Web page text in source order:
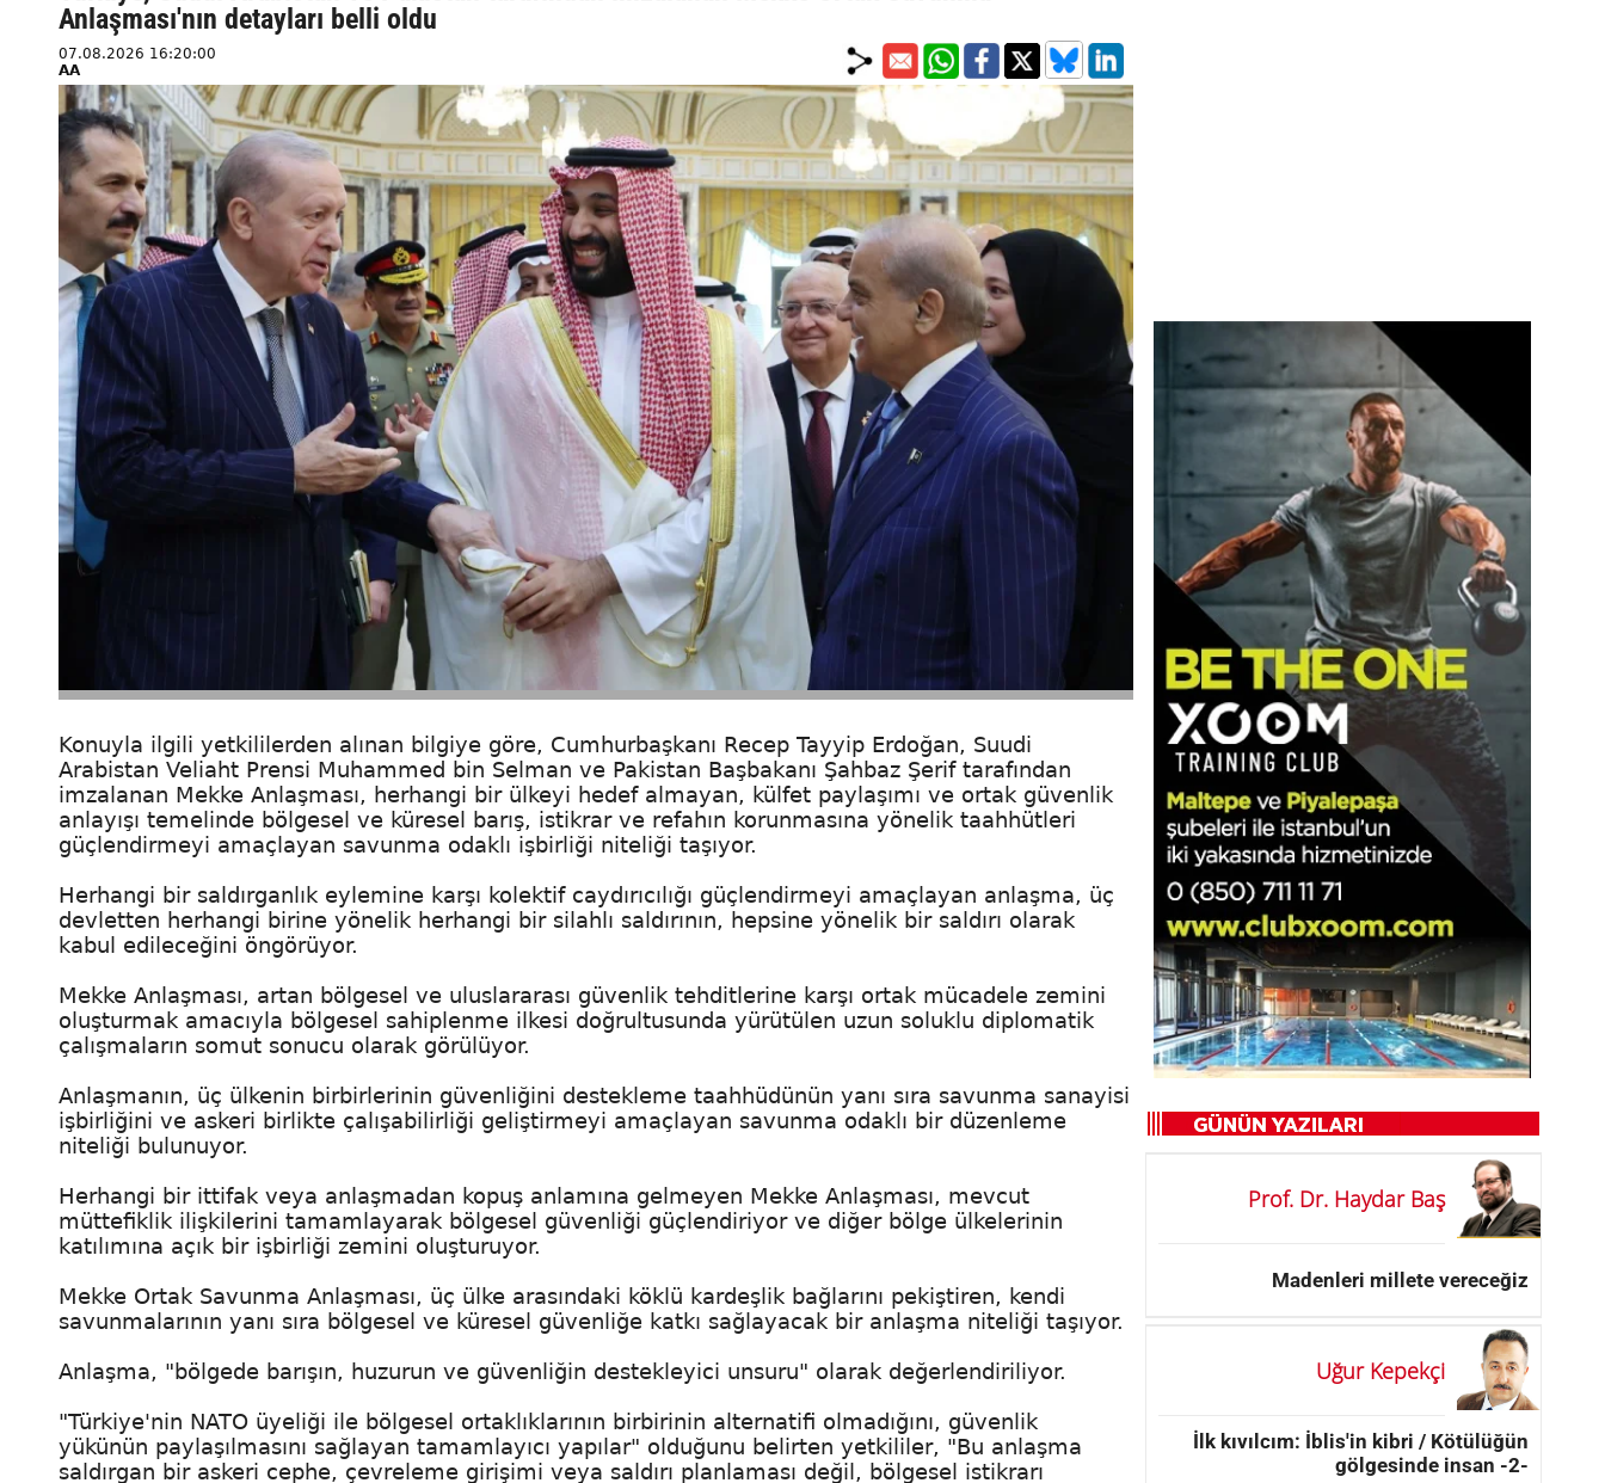
Anlaşması'nın detayları belli oldu
07.08.2026 16:20:00
AA
Konuyla ilgili yetkililerden alınan bilgiye göre, Cumhurbaşkanı Recep Tayyip Erdoğan, Suudi
Arabistan Veliaht Prensi Muhammed bin Selman ve Pakistan Başbakanı Şahbaz Şerif tarafından
imzalanan Mekke Anlaşması, herhangi bir ülkeyi hedef almayan, külfet paylaşımı ve ortak güvenlik
anlayışı temelinde bölgesel ve küresel barış, istikrar ve refahın korunmasına yönelik taahhütleri
güçlendirmeyi amaçlayan savunma odaklı işbirliği niteliği taşıyor.
Herhangi bir saldırganlık eylemine karşı kolektif caydırıcılığı güçlendirmeyi amaçlayan anlaşma, üç
devletten herhangi birine yönelik herhangi bir silahlı saldırının, hepsine yönelik bir saldırı olarak
kabul edileceğini öngörüyor.
Mekke Anlaşması, artan bölgesel ve uluslararası güvenlik tehditlerine karşı ortak mücadele zemini
oluşturmak amacıyla bölgesel sahiplenme ilkesi doğrultusunda yürütülen uzun soluklu diplomatik
çalışmaların somut sonucu olarak görülüyor.
Anlaşmanın, üç ülkenin birbirlerinin güvenliğini destekleme taahhüdünün yanı sıra savunma sanayisi
işbirliğini ve askeri birlikte çalışabilirliği geliştirmeyi amaçlayan savunma odaklı bir düzenleme
niteliği bulunuyor.
Herhangi bir ittifak veya anlaşmadan kopuş anlamına gelmeyen Mekke Anlaşması, mevcut
müttefiklik ilişkilerini tamamlayarak bölgesel güvenliği güçlendiriyor ve diğer bölge ülkelerinin
katılımına açık bir işbirliği zemini oluşturuyor.
Mekke Ortak Savunma Anlaşması, üç ülke arasındaki köklü kardeşlik bağlarını pekiştiren, kendi
savunmalarının yanı sıra bölgesel ve küresel güvenliğe katkı sağlayacak bir anlaşma niteliği taşıyor.
Anlaşma, "bölgede barışın, huzurun ve güvenliğin destekleyici unsuru" olarak değerlendiriliyor.
"Türkiye'nin NATO üyeliği ile bölgesel ortaklıklarının birbirinin alternatifi olmadığını, güvenlik
yükünün paylaşılmasını sağlayan tamamlayıcı yapılar" olduğunu belirten yetkililer, "Bu anlaşma
saldırgan bir askeri cephe, çevreleme girişimi veya saldırı planlaması değil, bölgesel istikrarı
Prof. Dr. Haydar Baş
Madenleri millete vereceğiz
Uğur Kepekçi
İlk kıvılcım: İblis'in kibri / Kötülüğün
gölgesinde insan -2-